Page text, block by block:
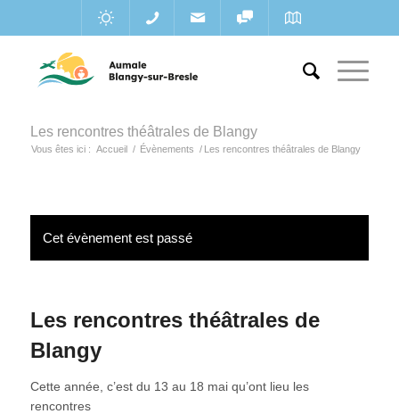
Les rencontres théâtrales de Blangy
Vous êtes ici : Accueil / Évènements / Les rencontres théâtrales de Blangy
Cet évènement est passé
Les rencontres théâtrales de
Blangy
Cette année, c’est du 13 au 18 mai qu’ont lieu les
rencontres